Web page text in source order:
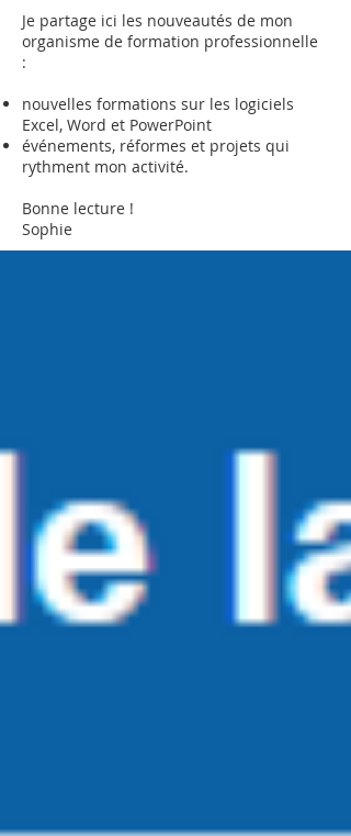
Je partage ici les nouveautés de mon
organisme de formation professionnelle
:
nouvelles formations sur les logiciels
Excel, Word et PowerPoint
événements, réformes et projets qui
rythment mon activité.
Bonne lecture !
Sophie